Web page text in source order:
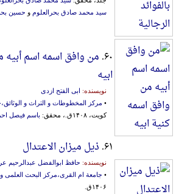
سید محمد صادق بحرالعلوم و حسین
۶۰. من وافق اسمه اسم أبیه
ابیه
نویسنده: ابی الفتح ازدی
• مرکز المخطوطات و التراث و
کویت، ۱۴۰۸ق.، محقق:
باسم فیصل
۶۱. ذیل میزان الاعتدال
نویسنده: حافظ ابوالفضل عبدالرحیم
• جامعة ام القری،مرکز البحث العلمی و
۱۴۰۶ق.